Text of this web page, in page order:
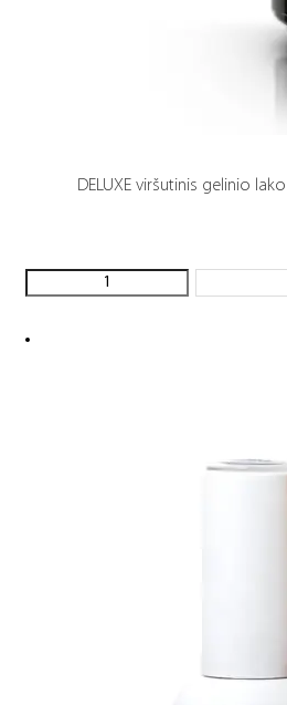
DELUXE viršutinis gelinio